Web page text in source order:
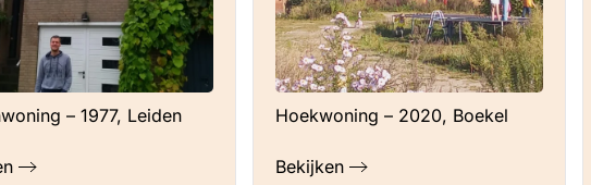
– 1977, Leiden Hoekwoning – 2020, Boekel
Bekijken